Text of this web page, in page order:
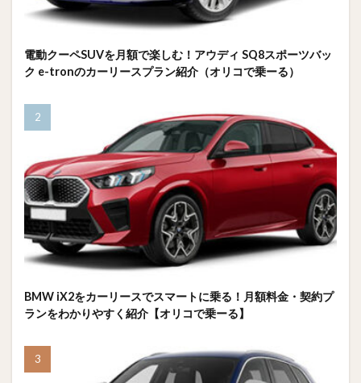
電動クーペSUVを月額で楽しむ！アウディ SQ8スポーツバッ
ク e-tronのカーリースプラン紹介（オリコで乗ーる）
BMW iX2をカーリースでスマートに乗る！月額料金・契約プ
ランをわかりやすく紹介【オリコで乗ーる】